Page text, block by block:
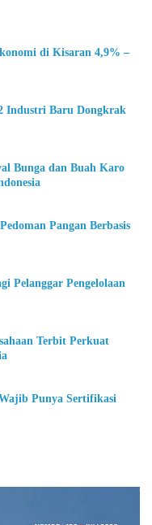
di Kisaran 4,9% –
Industri Baru Dongkrak
Bunga dan Buah Karo
Pangan Berbasis
Pelanggar Pengelolaan
Terbit Perkuat
Punya Sertifikasi